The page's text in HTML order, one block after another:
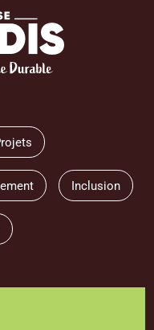
Inclusion